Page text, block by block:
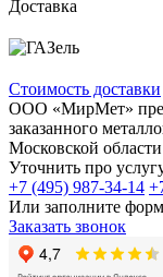
Доставка
Стоимость доставки
ООО «МирМет»
заказанного
Московской
Уточнить про
+7 (495) 987-34-14
Или заполните
Заказать звонок